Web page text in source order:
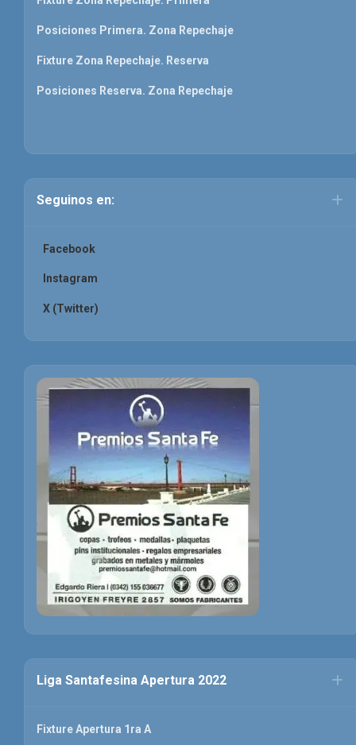
Posiciones Primera. Zona Repechaje
Fixture Zona Repechaje. Reserva
Posiciones Reserva. Zona Repechaje
Seguinos en:
Facebook
Instagram
X (Twitter)
Liga Santafesina Apertura 2022
Fixture Apertura 1ra A